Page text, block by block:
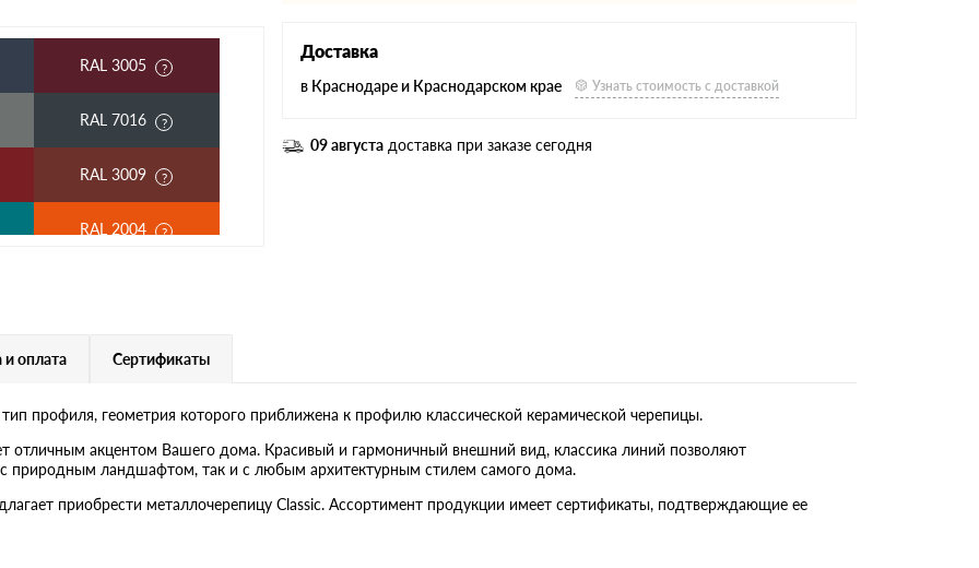
RAL 3005
RAL 7016
RAL 3009
RAL 2004
RAL 9006
RR 29
Доставка
в Краснодаре и Краснодарском крае Узнать стоимость с доставкой
09 августа доставка при заказе сегодня
и оплата Сертификаты
профиля, геометрия которого приближена к профилю классической керамической черепицы.
отличным акцентом Вашего дома. Красивый и гармоничный внешний вид, классика линий позволяют
с природным ландшафтом, так и с любым архитектурным стилем самого дома.
приобрести металлочерепицу Classic. Ассортимент продукции имеет сертификаты, подтверждающие ее